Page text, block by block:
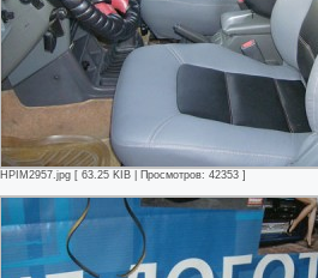
HPIM2957.jpg [ 63.25 KIB | Просмотров: 42353 ]